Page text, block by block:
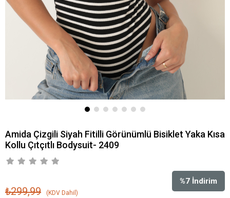
Amida Çizgili Siyah Fitilli Görünümlü Bisiklet Yaka Kısa
Kollu Çıtçıtlı Bodysuit- 2409
%7 İndirim
₺299,99 (KDV Dahil)